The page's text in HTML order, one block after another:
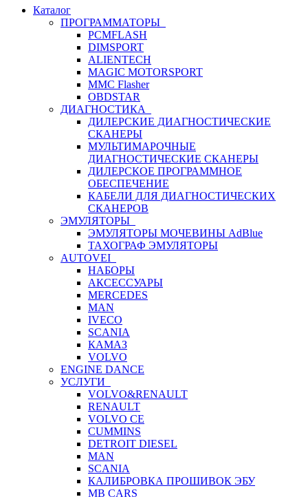
Каталог
ПРОГРАММАТОРЫ
PCMFLASH
DIMSPORT
ALIENTECH
MAGIC MOTORSPORT
MMC Flasher
OBDSTAR
ДИАГНОСТИКА
ДИЛЕРСКИЕ ДИАГНОСТИЧЕСКИЕ
СКАНЕРЫ
МУЛЬТИМАРОЧНЫЕ
ДИАГНОСТИЧЕСКИЕ СКАНЕРЫ
ДИЛЕРСКОЕ ПРОГРАММНОЕ
ОБЕСПЕЧЕНИЕ
КАБЕЛИ ДЛЯ ДИАГНОСТИЧЕСКИХ
СКАНЕРОВ
ЭМУЛЯТОРЫ
ЭМУЛЯТОРЫ МОЧЕВИНЫ АdBlue
ТАХОГРАФ ЭМУЛЯТОРЫ
AUTOVEI
НАБОРЫ
АКСЕССУАРЫ
MERCEDES
MAN
IVECO
SCANIA
КАМАЗ
VOLVO
ENGINE DANCE
УСЛУГИ
VOLVO&RENAULT
RENAULT
VOLVO CE
CUMMINS
DETROIT DIESEL
MAN
SCANIA
КАЛИБРОВКА ПРОШИВОК ЭБУ
MB CARS